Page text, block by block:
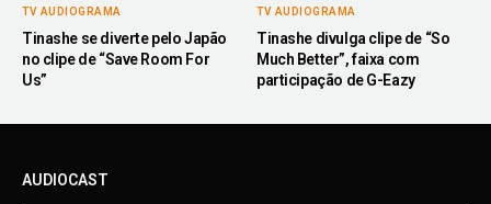
TV AUDIOGRAMA
Tinashe se diverte pelo Japão
no clipe de “Save Room For
Us”
TV AUDIOGRAMA
Tinashe divulga clipe de “So
Much Better”, faixa com
participação de G-Eazy
AUDIOCAST